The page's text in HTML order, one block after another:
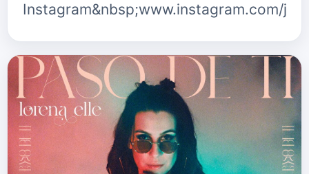
Instagram&nbsp;www.instagram.com/